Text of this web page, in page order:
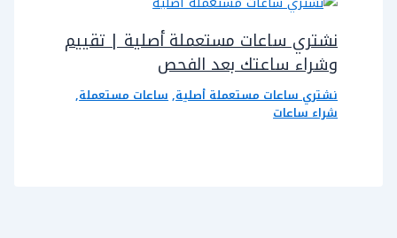
نشتري ساعات مستعملة أصلية | تقييم
وشراء ساعتك بعد الفحص
نشتري ساعات مستعملة أصلية,ساعات مستعملة,
شراء ساعات